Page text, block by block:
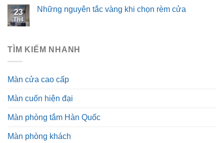
23
Th4
Những nguyên tắc vàng khi chọn rèm cửa
TÌM KIẾM NHANH
Màn cửa cao cấp
Màn cuốn hiện đại
Màn phòng tắm Hàn Quốc
Màn phòng khách